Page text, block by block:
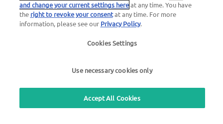
Pour nos partenaires d’acceptation
01 49 46 25 15
Utilisez notre service de rappel gratuit
Pour nos clients du Benelux
and change your current settings hereat any time. You have
the right to revoke your consentat any time. For more
information, please see our Privacy Policy.
Cookies Settings
Use necessary cookies only
Accept All Cookies